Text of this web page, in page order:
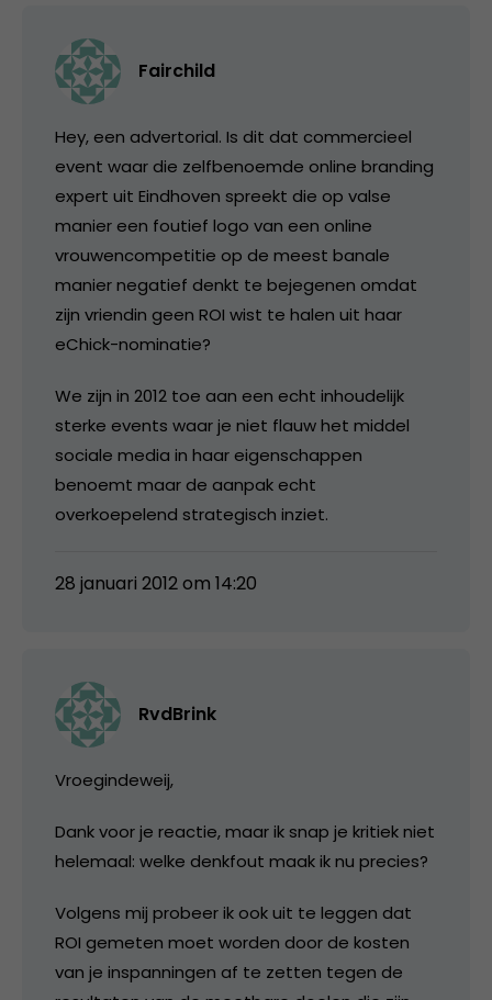
Fairchild
Hey, een advertorial. Is dit dat commercieel
event waar die zelfbenoemde online branding
expert uit Eindhoven spreekt die op valse
manier een foutief logo van een online
vrouwencompetitie op de meest banale
manier negatief denkt te bejegenen omdat
zijn vriendin geen ROI wist te halen uit haar
eChick-nominatie?
We zijn in 2012 toe aan een echt inhoudelijk
sterke events waar je niet flauw het middel
sociale media in haar eigenschappen
benoemt maar de aanpak echt
overkoepelend strategisch inziet.
28 januari 2012 om 14:20
RvdBrink
Vroegindeweij,
Dank voor je reactie, maar ik snap je kritiek niet
helemaal: welke denkfout maak ik nu precies?
Volgens mij probeer ik ook uit te leggen dat
ROI gemeten moet worden door de kosten
van je inspanningen af te zetten tegen de